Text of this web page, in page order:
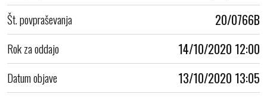
Št. povpraševanja 20/0766B
Rok za oddajo 14/10/2020 12:00
Datum objave 13/10/2020 13:05